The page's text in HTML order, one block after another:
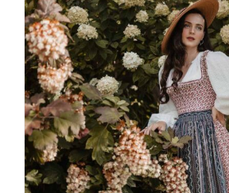
Die romantische Welt
Lena Hoschek